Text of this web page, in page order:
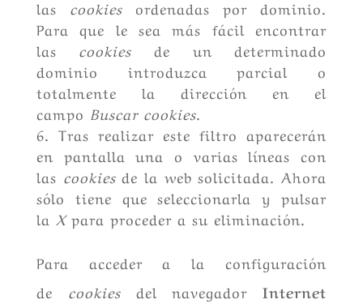
las
cookies
ordenadas por dominio.
Para que le sea más fácil encontrar
las
cookies
de un determinado
dominio introduzca parcial o
totalmente la dirección en el
campo Buscar cookies.
Tras realizar este filtro aparecerán
en pantalla una o varias líneas con
las cookies de la web solicitada. Ahora
sólo tiene que seleccionarla y pulsar
la X para proceder a su eliminación.
Para acceder a la configuración
de
cookies del navegador
Internet